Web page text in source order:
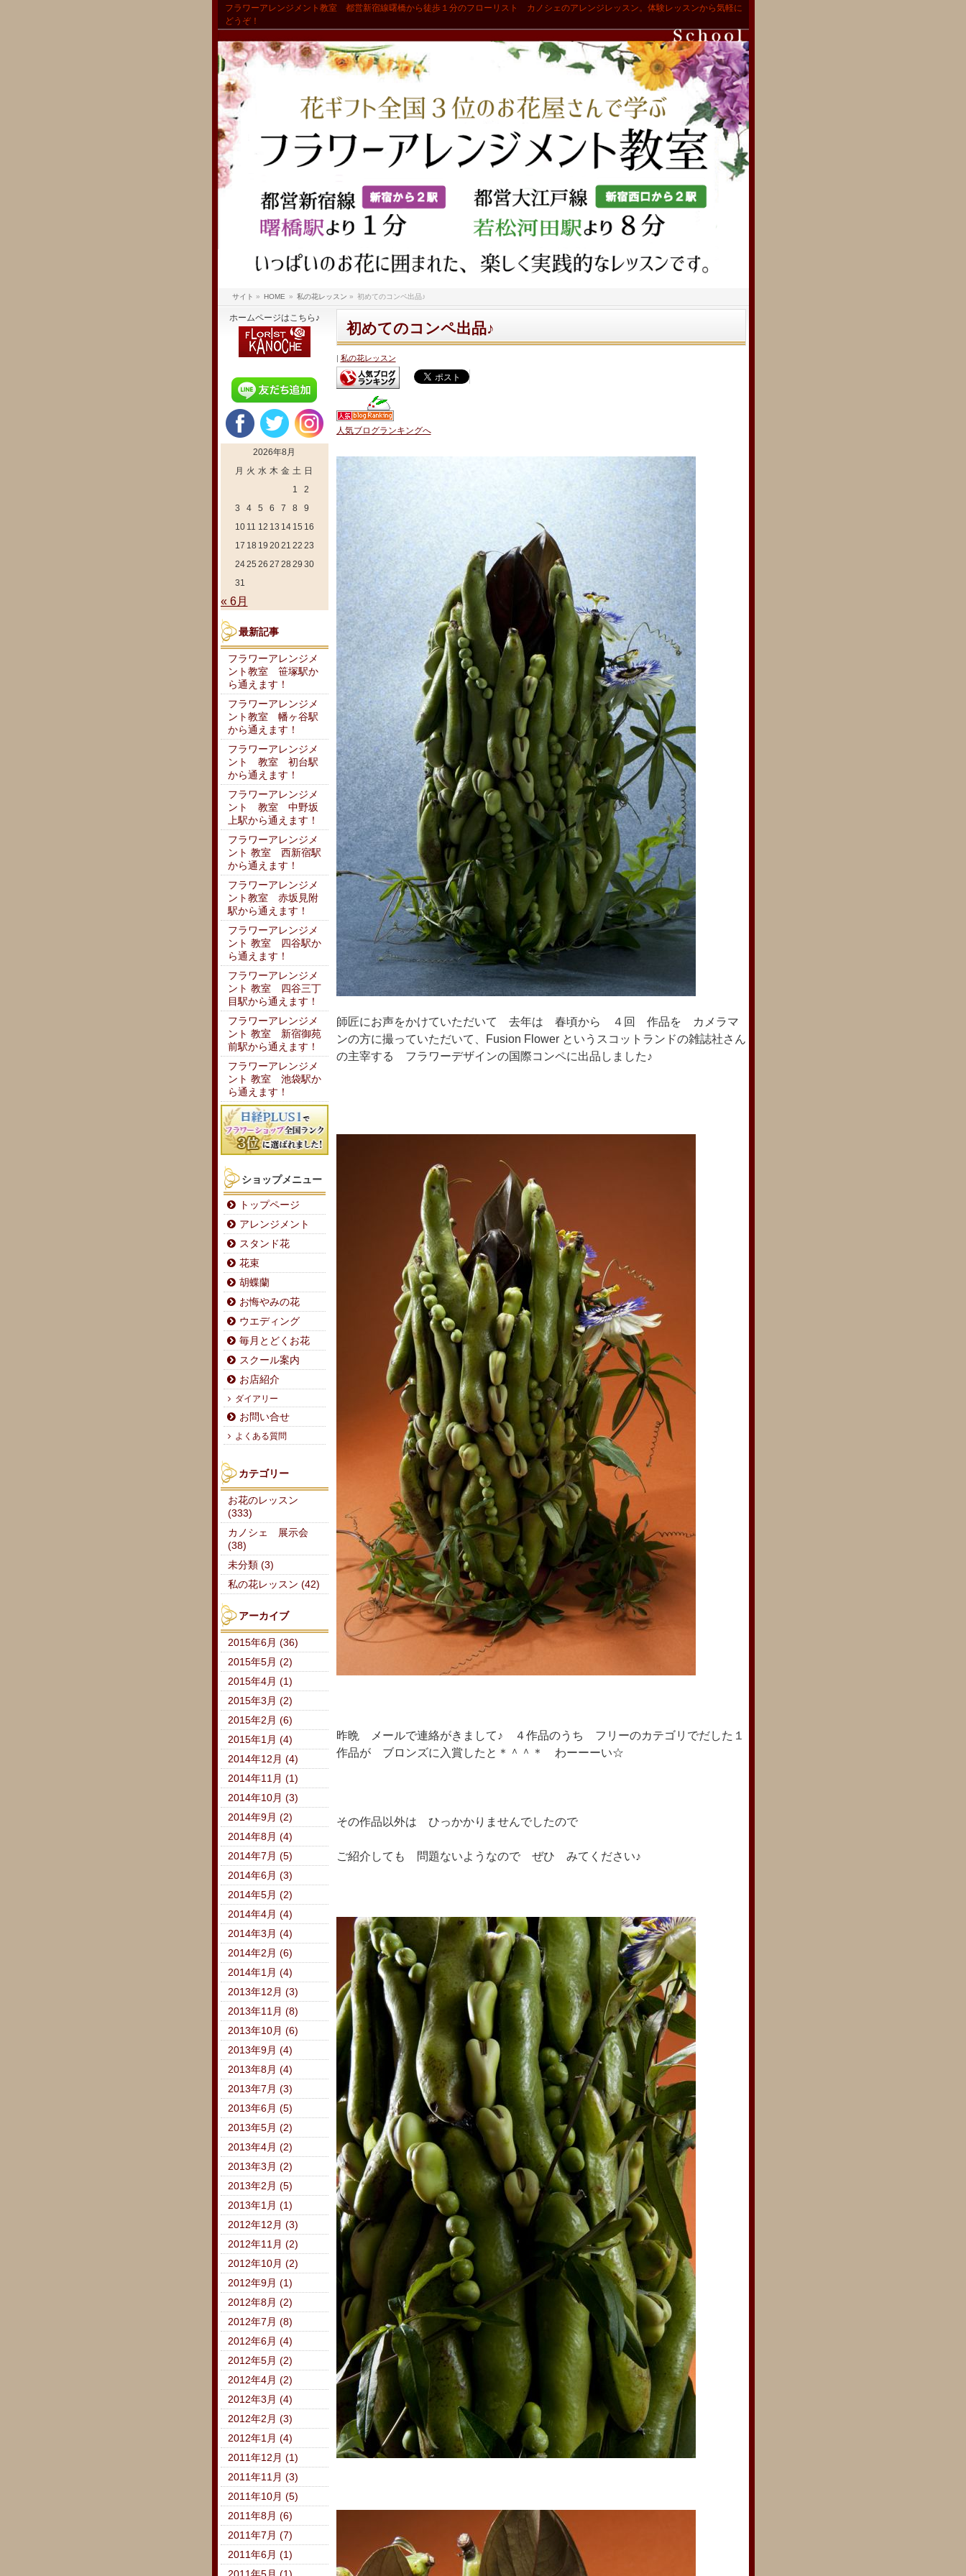
フラワーアレンジメント教室 都営新宿線曙橋から徒歩１分のフローリスト カノシェのアレンジレッスン。体験レッスンから気軽に
どうぞ！
サイト » HOME » 私の花レッスン » 初めてのコンペ出品♪
初めてのコンペ出品♪
私の花レッスン
人気ブログランキングへ
師匠にお声をかけていただいて 去年は 春頃から ４回 作品を カメラマ
ンの方に撮っていただいて、Fusion Flower というスコットランドの雑誌社さん
の主宰する フラワーデザインの国際コンペに出品しました♪
昨晩 メールで連絡がきまして♪ ４作品のうち フリーのカテゴリでだした１
作品が ブロンズに入賞したと＊＾＾＊ わーーーい☆
その作品以外は ひっかかりませんでしたので
ご紹介しても 問題ないようなので ぜひ みてください♪
ホームページはこちら♪
2026年8月
月 火 水 木 金 土 日
1
2
3
4 5 6 7 8
9
10 11 12 13 14 15 16
17 18 19 2021 22 23
2425 26 27 28 29 30
31
« 6月
最新記事
フラワーアレンジメ
ント教室 笹塚駅か
ら通えます！
フラワーアレンジメ
ント教室 幡ヶ谷駅
から通えます！
フラワーアレンジメ
ント 教室 初台駅
から通えます！
フラワーアレンジメ
ント 教室 中野坂
上駅から通えます！
フラワーアレンジメ
ント 教室 西新宿駅
から通えます！
フラワーアレンジメ
ント教室 赤坂見附
駅から通えます！
フラワーアレンジメ
ント 教室 四谷駅か
ら通えます！
フラワーアレンジメ
ント 教室 四谷三丁
目駅から通えます！
フラワーアレンジメ
ント 教室 新宿御苑
前駅から通えます！
フラワーアレンジメ
ント 教室 池袋駅か
ら通えます！
ショップメニュー
トップページ
アレンジメント
スタンド花
花束
胡蝶蘭
お悔やみの花
ウエディング
毎月とどくお花
スクール案内
お店紹介
ダイアリー
お問い合せ
よくある質問
カテゴリー
お花のレッスン
(333)
カノシェ 展示会
(38)
未分類 (3)
私の花レッスン (42)
アーカイブ
2015年6月 (36)
2015年5月 (2)
2015年4月 (1)
2015年3月 (2)
2015年2月 (6)
2015年1月 (4)
2014年12月 (4)
2014年11月 (1)
2014年10月 (3)
2014年9月 (2)
2014年8月 (4)
2014年7月 (5)
2014年6月 (3)
2014年5月 (2)
2014年4月 (4)
2014年3月 (4)
2014年2月 (6)
2014年1月 (4)
2013年12月 (3)
2013年11月 (8)
2013年10月 (6)
2013年9月 (4)
2013年8月 (4)
2013年7月 (3)
2013年6月 (5)
2013年5月 (2)
2013年4月 (2)
2013年3月 (2)
2013年2月 (5)
2013年1月 (1)
2012年12月 (3)
2012年11月 (2)
2012年10月 (2)
2012年9月 (1)
2012年8月 (2)
2012年7月 (8)
2012年6月 (4)
2012年5月 (2)
2012年4月 (2)
2012年3月 (4)
2012年2月 (3)
2012年1月 (4)
2011年12月 (1)
2011年11月 (3)
2011年10月 (5)
2011年8月 (6)
2011年7月 (7)
2011年6月 (1)
2011年5月 (1)